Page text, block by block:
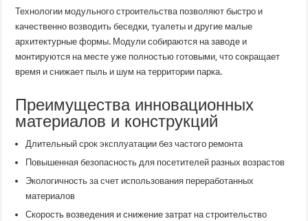
Технологии модульного строительства позволяют быстро и
качественно возводить беседки, туалеты и другие малые
архитектурные формы. Модули собираются на заводе и
монтируются на месте уже полностью готовыми, что сокращает
время и снижает пыль и шум на территории парка.
Преимущества инновационных
материалов и конструкций
Длительный срок эксплуатации без частого ремонта
Повышенная безопасность для посетителей разных возрастов
Экологичность за счет использования переработанных
материалов
Скорость возведения и снижение затрат на строительство